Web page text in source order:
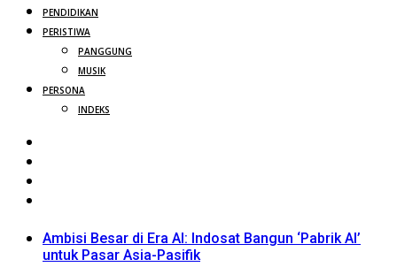
PENDIDIKAN
PERISTIWA
PANGGUNG
MUSIK
PERSONA
INDEKS
Ambisi Besar di Era AI: Indosat Bangun ‘Pabrik AI’
untuk Pasar Asia-Pasifik